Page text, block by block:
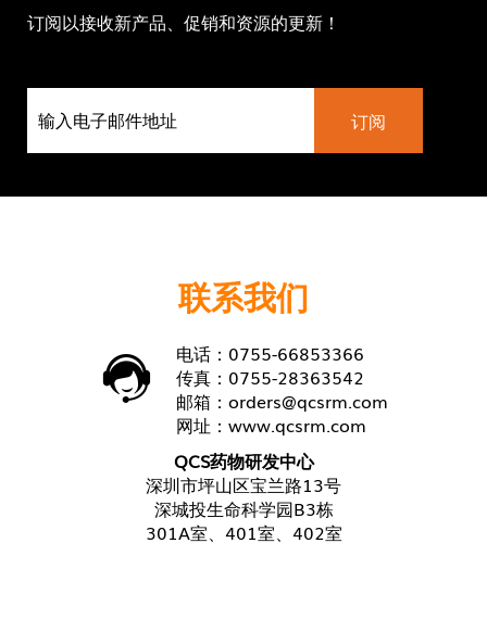
订阅以接收新产品、促销和资源的更新！
联系我们
电话：0755-66853366
传真：0755-28363542
邮箱： orders@qcsrm.com
网址： www.qcsrm.com
QCS药物研发中心
深圳市坪山区宝兰路13号
深城投生命科学园B3栋
301A室、401室、402室